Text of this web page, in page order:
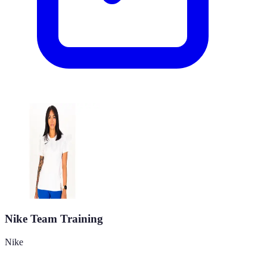
Nike Team Training
Nike